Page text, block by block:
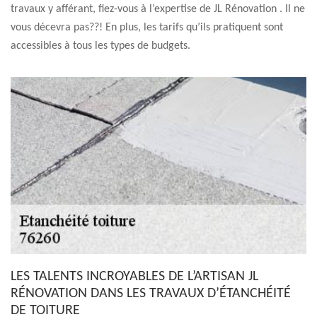
travaux y afférant, fiez-vous à l’expertise de JL Rénovation . Il ne
vous décevra pas??! En plus, les tarifs qu’ils pratiquent sont
accessibles à tous les types de budgets.
LES TALENTS INCROYABLES DE L’ARTISAN JL
RÉNOVATION DANS LES TRAVAUX D’ÉTANCHÉITÉ
DE TOITURE